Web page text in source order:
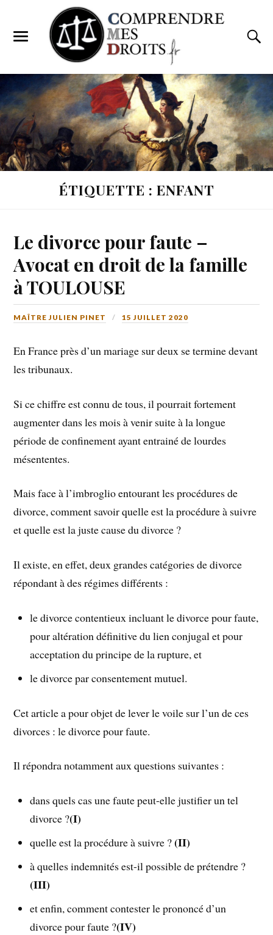
ÉTIQUETTE : ENFANT
Le divorce pour faute –
Avocat en droit de la famille
à TOULOUSE
MAÎTRE JULIEN PINET 15 JUILLET 2020
En France près d’un mariage sur deux se termine devant
les tribunaux.
Si ce chiffre est connu de tous, il pourrait fortement
augmenter dans les mois à venir suite à la longue
période de confinement ayant entrainé de lourdes
mésententes.
Mais face à l’imbroglio entourant les procédures de
divorce, comment savoir quelle est la procédure à suivre
et quelle est la juste cause du divorce ?
Il existe, en effet, deux grandes catégories de divorce
répondant à des régimes différents :
le divorce contentieux incluant le divorce pour faute,
pour altération définitive du lien conjugal et pour
acceptation du principe de la rupture, et
le divorce par consentement mutuel.
Cet article a pour objet de lever le voile sur l’un de ces
divorces : le divorce pour faute.
Il répondra notamment aux questions suivantes :
dans quels cas une faute peut-elle justifier un tel
divorce ?(I)
quelle est la procédure à suivre ?(II)
à quelles indemnités est-il possible de prétendre ?
(III)
et enfin, comment contester le prononcé d’un
divorce pour faute ?(IV)